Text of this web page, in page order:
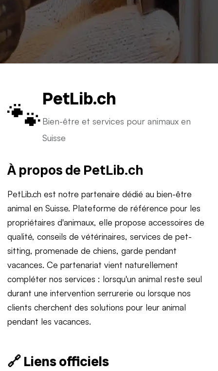
🐾PetLib.ch
Bien-être et services pour animaux en
Suisse
À propos de PetLib.ch
PetLib.ch est notre partenaire dédié au bien-être
animal en Suisse. Plateforme de référence pour les
propriétaires d'animaux, elle propose accessoires de
qualité, conseils de vétérinaires, services de pet-
sitting, promenade de chiens, garde pendant
vacances. Ce partenariat vient naturellement
compléter nos services : lorsqu'un animal reste seul
durant une intervention serrurerie ou lorsque nos
clients cherchent des solutions pour leur animal
pendant les vacances.
🔗 Liens officiels